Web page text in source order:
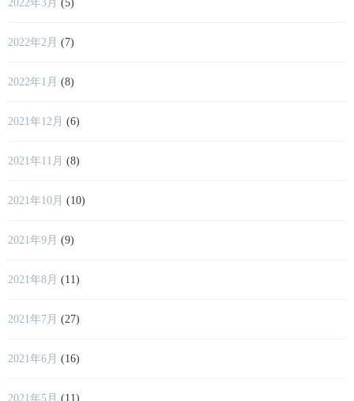
2022年3月 (5)
2022年2月 (7)
2022年1月 (8)
2021年12月 (6)
2021年11月 (8)
2021年10月 (10)
2021年9月 (9)
2021年8月 (11)
2021年7月 (27)
2021年6月 (16)
2021年5月 (11)